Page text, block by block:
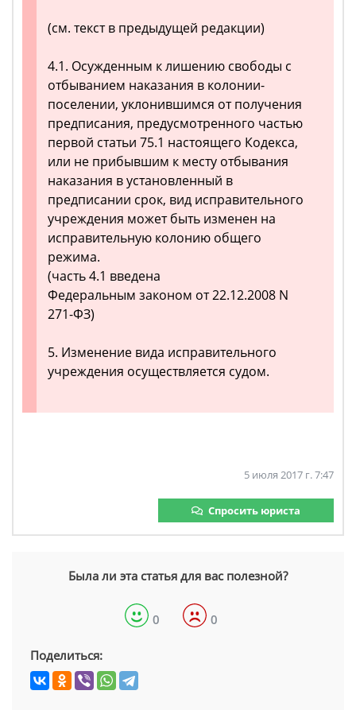
(см. текст в предыдущей редакции)
4.1. Осужденным к лишению свободы с
отбыванием наказания в колонии-
поселении, уклонившимся от получения
предписания, предусмотренного частью
первой статьи 75.1 настоящего Кодекса,
или не прибывшим к месту отбывания
наказания в установленный в
предписании срок, вид исправительного
учреждения может быть изменен на
исправительную колонию общего
режима.
(часть 4.1 введена
Федеральным законом от 22.12.2008 N
271-ФЗ)
5. Изменение вида исправительного
учреждения осуществляется судом.
5 июля 2017 г. 7:47
Спросить юриста
Была ли эта статья для вас полезной?
0 0
Поделиться: